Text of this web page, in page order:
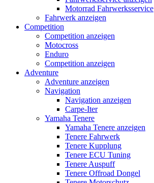
Motorrad Fahrwerksservice
Fahrwerk anzeigen
Competition
Competition anzeigen
Motocross
Enduro
Competition anzeigen
Adventure
Adventure anzeigen
Navigation
Navigation anzeigen
Carpe-Iter
Yamaha Tenere
Yamaha Tenere anzeigen
Tenere Fahrwerk
Tenere Kupplung
Tenere ECU Tuning
Tenere Auspuff
Tenere Offroad Dongel